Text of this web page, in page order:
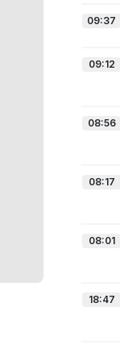
09:37
09:12
08:56
08:17
08:01
18:47